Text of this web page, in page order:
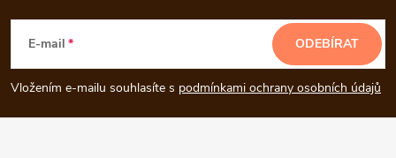
p
a
E-mail
Vložením e-mailu souhlasíte s podmínkami ochrany osobních údajů
ODEBÍRAT